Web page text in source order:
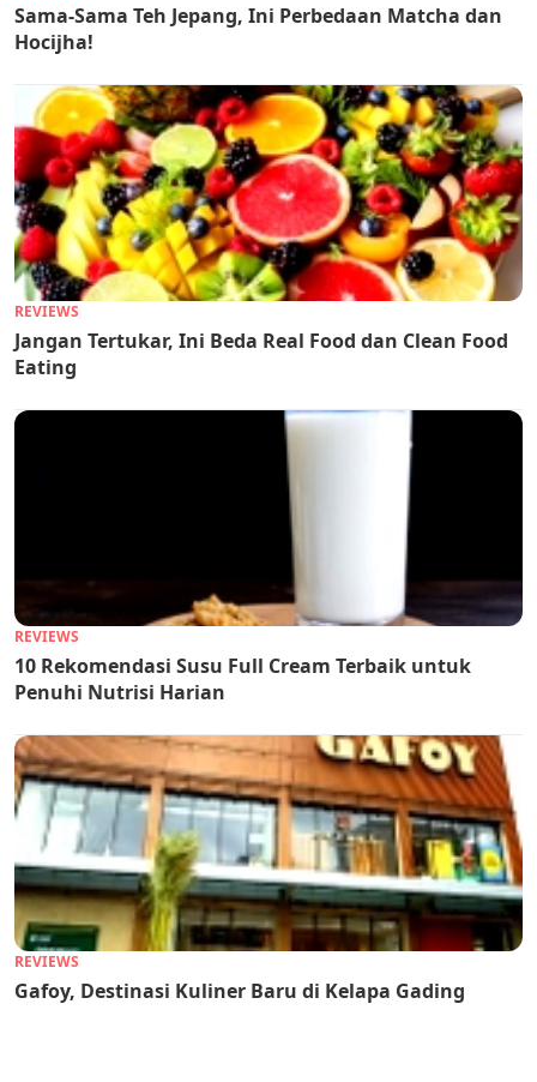
Sama-Sama Teh Jepang, Ini Perbedaan Matcha dan
Hocijha!
REVIEWS
Jangan Tertukar, Ini Beda Real Food dan Clean Food
Eating
REVIEWS
10 Rekomendasi Susu Full Cream Terbaik untuk
Penuhi Nutrisi Harian
REVIEWS
Gafoy, Destinasi Kuliner Baru di Kelapa Gading